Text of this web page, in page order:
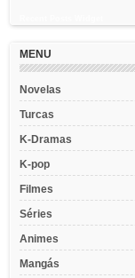
MENU
Novelas
Turcas
K-Dramas
K-pop
Filmes
Séries
Animes
Mangás